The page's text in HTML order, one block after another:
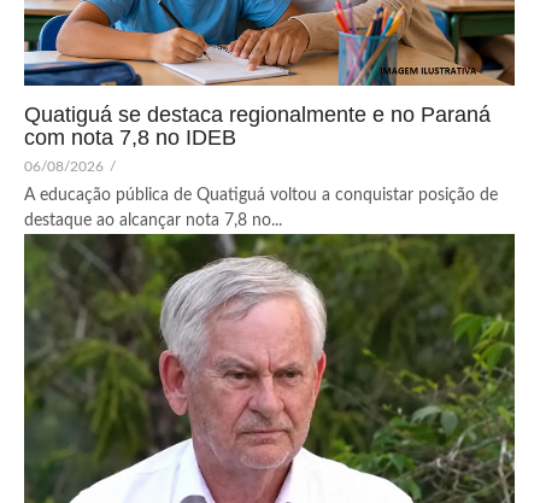
Quatiguá se destaca regionalmente e no Paraná
com nota 7,8 no IDEB
06/08/2026 /
A educação pública de Quatiguá voltou a conquistar posição de
destaque ao alcançar nota 7,8 no...